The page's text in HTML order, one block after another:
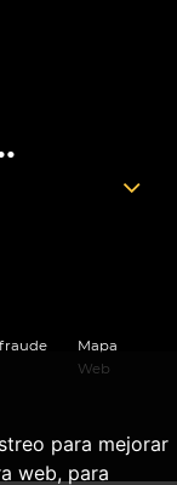
para mejorar
web, para
Mapa
Web